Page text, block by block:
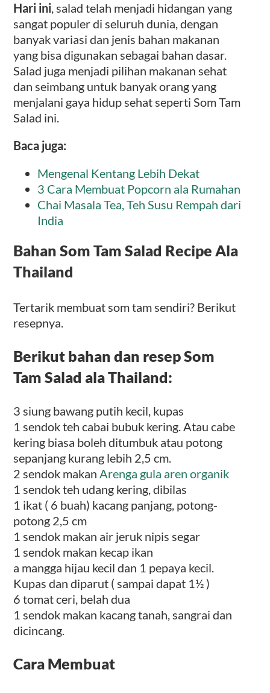
Hari ini, salad telah menjadi hidangan yang
sangat populer di seluruh dunia, dengan
banyak variasi dan jenis bahan makanan
yang bisa digunakan sebagai bahan dasar.
Salad juga menjadi pilihan makanan sehat
dan seimbang untuk banyak orang yang
menjalani gaya hidup sehat seperti Som Tam
Salad ini.
Baca juga:
Mengenal Kentang Lebih Dekat
3 Cara Membuat Popcorn ala Rumahan
Chai Masala Tea, Teh Susu Rempah dari
India
Bahan Som Tam Salad Recipe Ala
Thailand
Tertarik membuat som tam sendiri? Berikut
resepnya.
Berikut bahan dan resep Som
Tam Salad ala Thailand:
3 siung bawang putih kecil, kupas
1 sendok teh cabai bubuk kering. Atau cabe
kering biasa boleh ditumbuk atau potong
sepanjang kurang lebih 2,5 cm.
2 sendok makanArenga gula aren organik
1 sendok teh udang kering, dibilas
1 ikat ( 6 buah) kacang panjang, potong-
potong 2,5 cm
1 sendok makan air jeruk nipis segar
1 sendok makan kecap ikan
a mangga hijau kecil dan 1 pepaya kecil.
Kupas dan diparut ( sampai dapat 1½ )
6 tomat ceri, belah dua
1 sendok makan kacang tanah, sangrai dan
dicincang.
Cara Membuat